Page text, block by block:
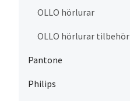
OLLO hörlurar
OLLO hörlurar tilbehör
Pantone
Philips